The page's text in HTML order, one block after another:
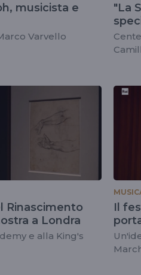
musicista e
Varvello
"La
Rinascimento
a Londra
e alla King's
Il